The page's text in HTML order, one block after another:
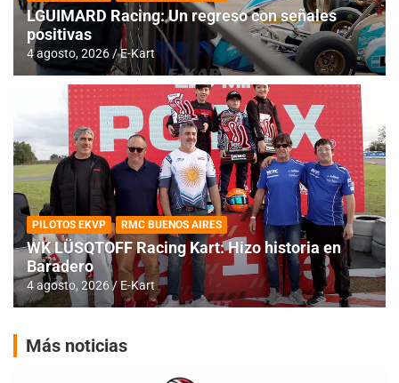
LGUIMARD Racing: Un regreso con señales
positivas
4 agosto, 2026 E-Kart
PILOTOS EKVP RMC BUENOS AIRES
WK LÜSQTOFF Racing Kart: Hizo historia en
Baradero
4 agosto, 2026 E-Kart
Más noticias